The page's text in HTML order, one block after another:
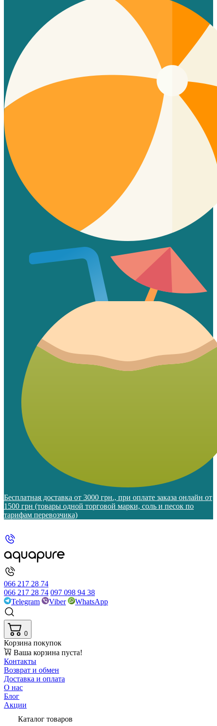
Бесплатная доставка от 3000 грн., при оплате заказа онлайн от
1500 грн (товары одной торговой марки, соль и песок по
тарифам перевозчика)
066 217 28 74
066 217 28 74 097 098 94 38
Telegram
Viber WhatsApp
0
Корзина покупок
Ваша корзина пуста!
Контакты
Возврат и обмен
Доставка и оплата
О нас
Блог
Акции
Каталог товаров